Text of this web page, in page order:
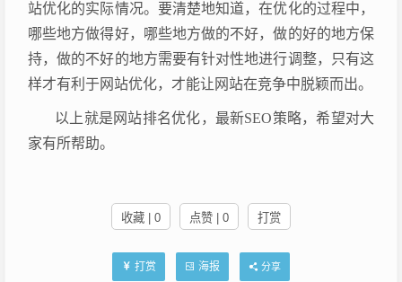
站优化的实际情况。要清楚地知道，在优化的过程中，
哪些地方做得好，哪些地方做的不好，做的好的地方保
持，做的不好的地方需要有针对性地进行调整，只有这
样才有利于网站优化，才能让网站在竞争中脱颖而出。
以上就是网站排名优化，最新SEO策略，希望对大
家有所帮助。
收藏 | 0 点赞 | 0 打赏
打赏 海报 分享